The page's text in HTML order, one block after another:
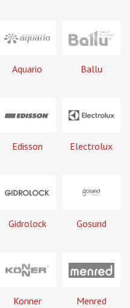
Aquario Ballu
Edisson Electrolux
Gidrolock Gosund
Konner Menred